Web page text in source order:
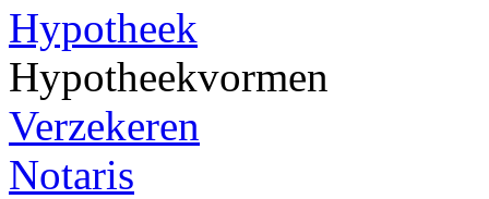
Hypotheek
Hypotheekvormen
Verzekeren
Notaris